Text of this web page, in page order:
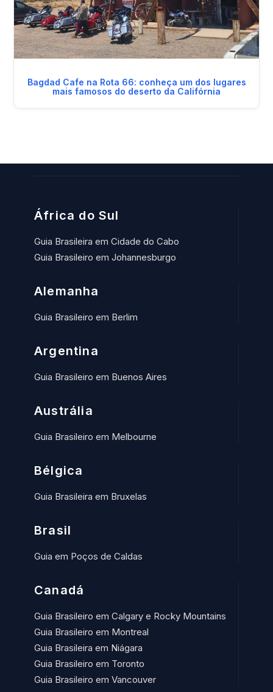
Bagdad Cafe na Rota 66: conheça um dos lugares
mais famosos do deserto da Califórnia
África do Sul
Guia Brasileira em Cidade do Cabo
Guia Brasileiro em Johannesburgo
Alemanha
Guia Brasileiro em Berlim
Argentina
Guia Brasileiro em Buenos Aires
Austrália
Guia Brasileiro em Melbourne
Bélgica
Guia Brasileira em Bruxelas
Brasil
Guia em Poços de Caldas
Canadá
Guia Brasileiro em Calgary e Rocky Mountains
Guia Brasileiro em Montreal
Guia Brasileira em Niágara
Guia Brasileiro em Toronto
Guia Brasileiro em Vancouver